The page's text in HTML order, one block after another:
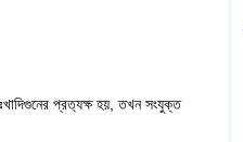
প্রত‍্যক্ষ হয়, তখন সংযুক্ত